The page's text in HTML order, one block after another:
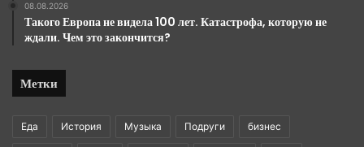
08.08.2026
Такого Европа не видела 100 лет. Катастрофа, которую не
ждали. Чем это закончится?
Метки
Еда История Музыка Подруги бизнес